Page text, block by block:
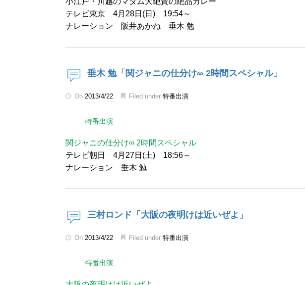
テレビ東京 4月28日(日) 19:54～
ナレーション 阪井あかね 垂木 勉
垂木 勉「関ジャニの仕分け∞ 2時間スペシャル」
On 2013/4/22 Filed under 特番出演
特番出演
関ジャニの仕分け∞ 2時間スペシャル
テレビ朝日 4月27日(土) 18:56～
ナレーション 垂木 勉
三村ロンド「大阪の夜明けは近いぜよ」
On 2013/4/22 Filed under 特番出演
特番出演